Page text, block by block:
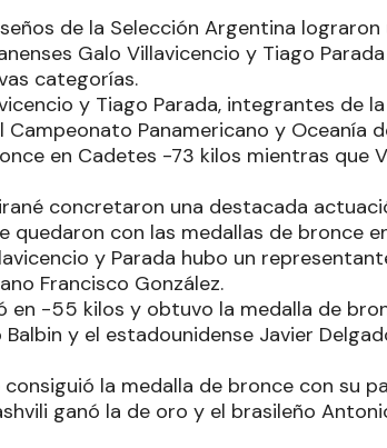
de la Selección Argentina
Galo Villavicencio y Tiago
categorías.
y Tiago Parada, integrantes de
Panamericano y Oceanía
en Cadetes -73 kilos mientras que
concretaron una destacada
quedaron con las medallas de bronce
y Parada hubo un
Francisco González.
en -55 kilos y obtuvo la medalla de
y el estadounidense Javier
la medalla de bronce con su
ganó la de oro y el brasileño